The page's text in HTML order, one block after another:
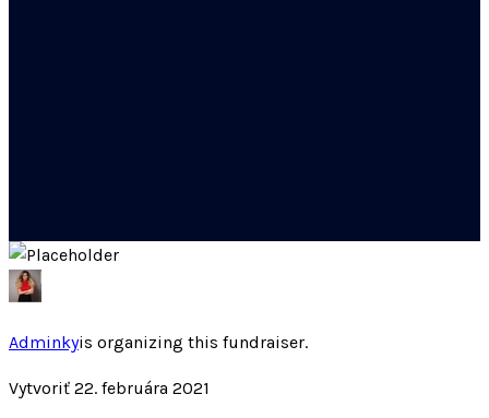
Adminkyis organizing this fundraiser.
Vytvoriť 22. februára 2021